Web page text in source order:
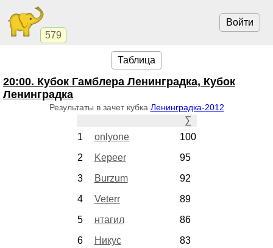
579
Войти
Таблица
20:00. Кубок Гамблера Ленинградка, Кубок
Ленинградка
Результаты в зачет кубка Ленинградка-2012
∑
1
onlyone
100
2
Kepeer
95
3
Burzum
92
4
Veterr
89
5
нтагил
86
6
Никус
83